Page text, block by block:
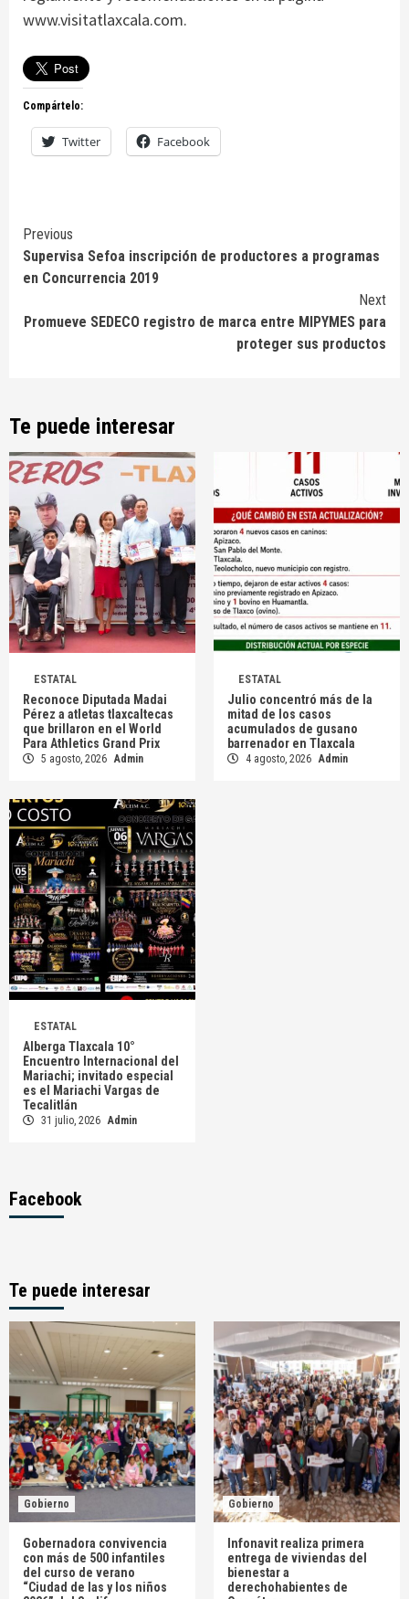
www.visitatlaxcala.com.
Compártelo:
Twitter Facebook
Continue
Reading
Previous
Supervisa Sefoa inscripción de productores a programas
en Concurrencia 2019
Next
Promueve SEDECO registro de marca entre MIPYMES para
proteger sus productos
Te puede interesar
ESTATAL
Reconoce Diputada Madai
Pérez a atletas tlaxcaltecas
que brillaron en el World
Para Athletics Grand Prix
5 agosto, 2026 Admin
ESTATAL
Julio concentró más de la
mitad de los casos
acumulados de gusano
barrenador en Tlaxcala
4 agosto, 2026 Admin
ESTATAL
Alberga Tlaxcala 10°
Encuentro Internacional del
Mariachi; invitado especial
es el Mariachi Vargas de
Tecalitlán
31 julio, 2026 Admin
Facebook
Te puede interesar
Gobierno
Gobernadora convivencia
con más de 500 infantiles
del curso de verano
“Ciudad de las y los niños
Gobierno
Infonavit realiza primera
entrega de viviendas del
bienestar a
derechohabientes de